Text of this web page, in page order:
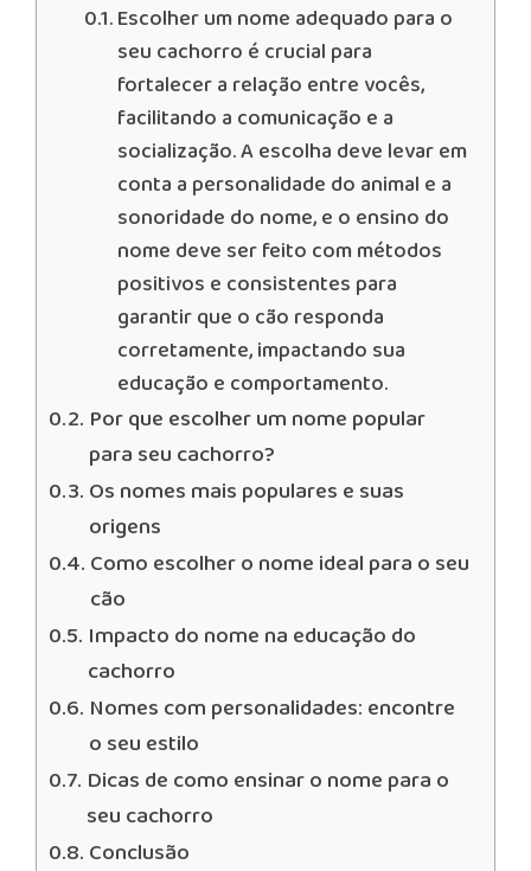
Escolher um nome adequado para o
seu cachorro é crucial para
fortalecer a relação entre vocês,
facilitando a comunicação e a
socialização. A escolha deve levar em
conta a personalidade do animal e a
sonoridade do nome, e o ensino do
nome deve ser feito com métodos
positivos e consistentes para
garantir que o cão responda
corretamente, impactando sua
educação e comportamento.
Por que escolher um nome popular
para seu cachorro?
Os nomes mais populares e suas
origens
Como escolher o nome ideal para o seu
cão
Impacto do nome na educação do
cachorro
Nomes com personalidades: encontre
o seu estilo
Dicas de como ensinar o nome para o
seu cachorro
Conclusão